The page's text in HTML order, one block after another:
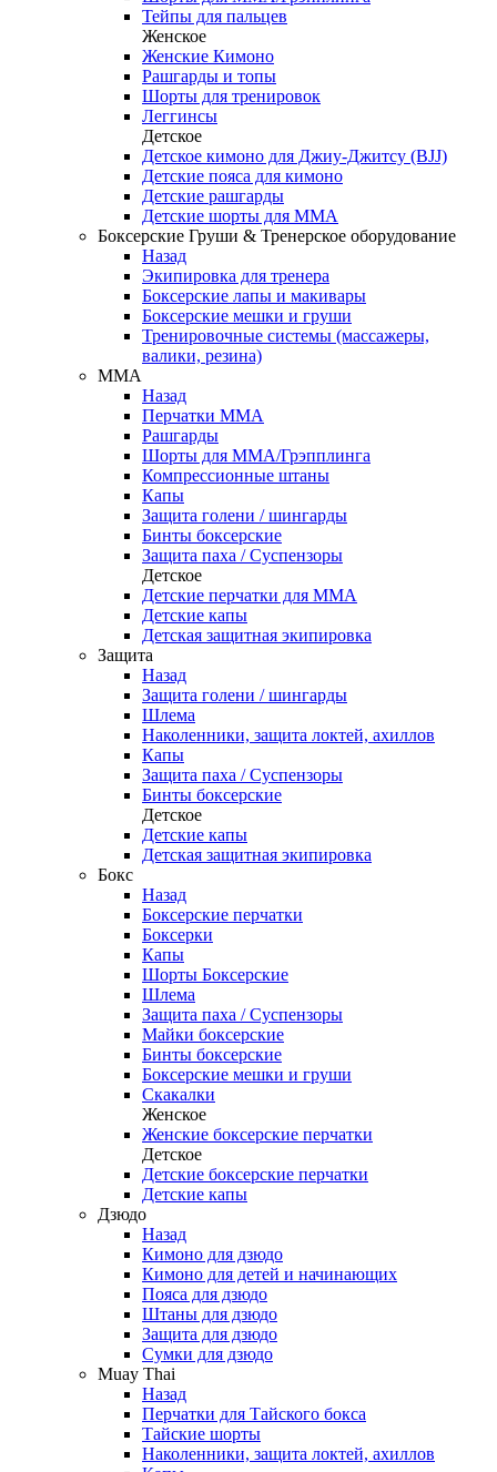
Тейпы для пальцев
Женское
Женские Кимоно
Рашгарды и топы
Шорты для тренировок
Леггинсы
Детское
Детское кимоно для Джиу-Джитсу (BJJ)
Детские пояса для кимоно
Детские рашгарды
Детские шорты для ММА
Боксерские Груши & Тренерское оборудование
Назад
Экипировка для тренера
Боксерские лапы и макивары
Боксерские мешки и груши
Тренировочные системы (массажеры,
валики, резина)
ММА
Назад
Перчатки ММА
Рашгарды
Шорты для ММА/Грэпплинга
Компрессионные штаны
Капы
Защита голени / шингарды
Бинты боксерские
Защита паха / Суспензоры
Детское
Детские перчатки для ММА
Детские капы
Детская защитная экипировка
Защита
Назад
Защита голени / шингарды
Шлема
Наколенники, защита локтей, ахиллов
Капы
Защита паха / Суспензоры
Бинты боксерские
Детское
Детские капы
Детская защитная экипировка
Бокс
Назад
Боксерские перчатки
Боксерки
Капы
Шорты Боксерские
Шлема
Защита паха / Суспензоры
Майки боксерские
Бинты боксерские
Боксерские мешки и груши
Скакалки
Женское
Женские боксерские перчатки
Детское
Детские боксерские перчатки
Детские капы
Дзюдо
Назад
Кимоно для дзюдо
Кимоно для детей и начинающих
Пояса для дзюдо
Штаны для дзюдо
Защита для дзюдо
Сумки для дзюдо
Muay Thai
Назад
Перчатки для Тайского бокса
Тайские шорты
Наколенники, защита локтей, ахиллов